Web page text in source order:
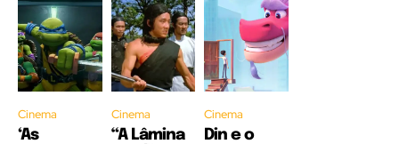
Cinema
‘As
Cinema
“A Lâmina
Cinema
Din e o